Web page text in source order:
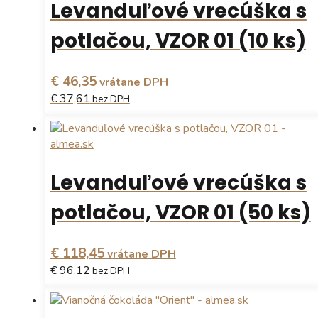
variantov.
vybrať
na
stránke
produktu.
Levanduľové vrecúška s
potlačou, VZOR 01 (10 ks)
€ 46,35vrátane DPH
€ 37,61 bez DPH
Levanduľové vrecúška s
potlačou, VZOR 01 (50 ks)
€ 118,45vrátane DPH
€ 96,12 bez DPH